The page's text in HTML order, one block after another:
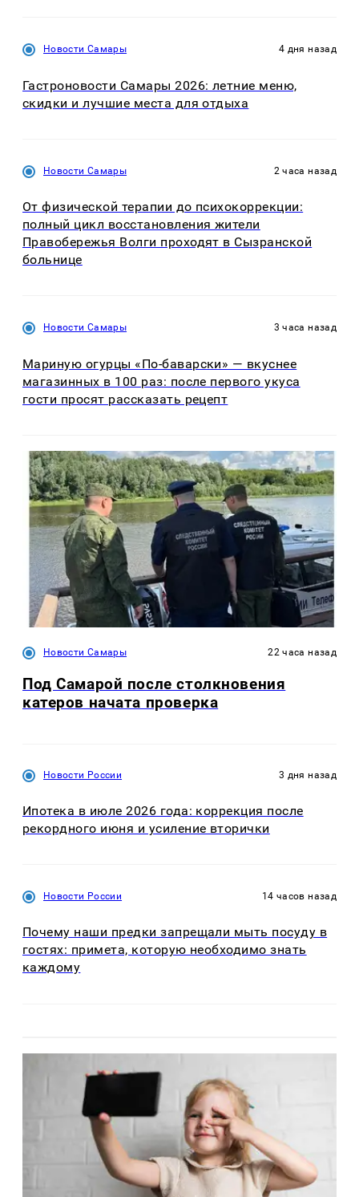
Новости Самары 4 дня назад
Гастроновости Самары 2026: летние меню,
скидки и лучшие места для отдыха
Новости Самары 2 часа назад
От физической терапии до психокоррекции:
полный цикл восстановления жители
Правобережья Волги проходят в Сызранской
больнице
Новости Самары 3 часа назад
Мариную огурцы «По-баварски» — вкуснее
магазинных в 100 раз: после первого укуса
гости просят рассказать рецепт
Новости Самары 22 часа назад
Под Самарой после столкновения
катеров начата проверка
Новости России 3 дня назад
Ипотека в июле 2026 года: коррекция после
рекордного июня и усиление вторички
Новости России 14 часов назад
Почему наши предки запрещали мыть посуду в
гостях: примета, которую необходимо знать
каждому